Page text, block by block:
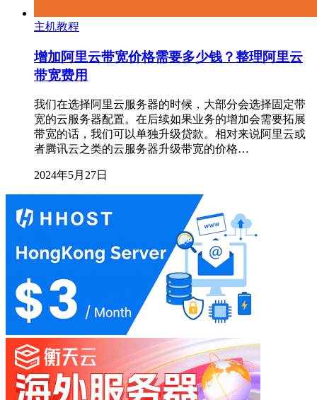
主机教程
增加阿里云带宽价格需要多少钱？整理阿里云
带宽费用
我们在选择阿里云服务器的时候，大部分会选择固定带
宽的云服务器配置。在后续如果业务的增加会需要拓展
带宽的话，我们可以单独升级贷款。相对来说阿里云或
者腾讯云之类的云服务器升级带宽的价格…
2024年5月27日